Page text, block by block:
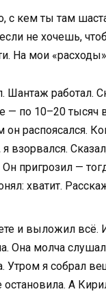
с кем ты там
не хочешь,
На мои
Шантаж работал.
— по 10–20 тысяч
распоясался.
взорвался.
пригрозил —
хватит.
и выложил всё.
Она молча
Утром я собрал
А